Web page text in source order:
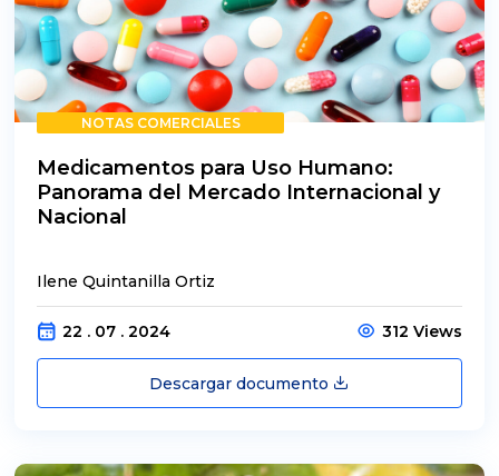
NOTAS COMERCIALES
Medicamentos para Uso Humano:
Panorama del Mercado Internacional y
Nacional
Ilene Quintanilla Ortiz
22 . 07 . 2024 312 Views
Descargar documento